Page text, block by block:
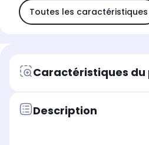
Toutes les caractéristiques
Caractéristiques
Description